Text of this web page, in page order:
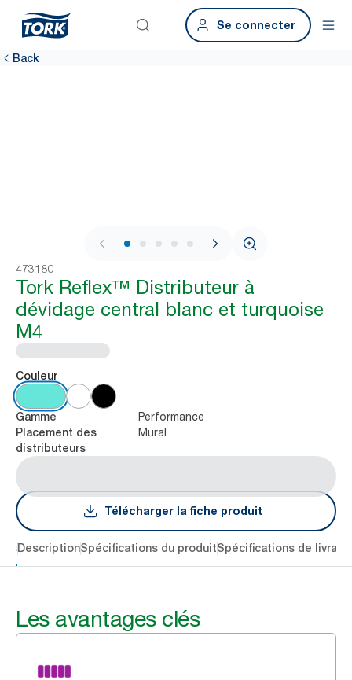
Se connecter
Back
1 / 10
473180
Tork Reflex™ Distributeur à
dévidage central blanc et turquoise
M4
Couleur
Gamme Performance
Placement des
distributeurs
Mural
Télécharger la fiche produit
DescriptionSpécifications du produitSpécifications de
Les avantages clés